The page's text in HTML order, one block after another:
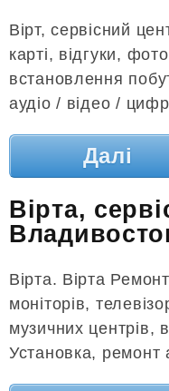
Вірт, сервісний
карті, відгуки,
встановлення
аудіо / відео /
Далі
Вірта,
Вірта. Вірта
моніторів,
музичних центрів,
Установка, ремонт